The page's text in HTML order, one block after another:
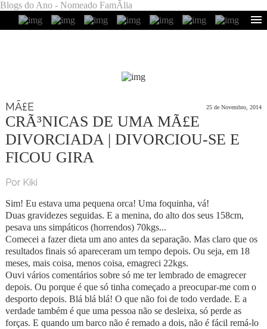
Blogs do Ano - Nomeado FamÃ­lia
MÃ£E 25 de Novembro, 2014
CRÃ³NICAS DE UMA MÃ£E
DIVORCIADA | DIVORCIOU-SE E
FICOU GIRA
Por Kiki
Sim! Eu estava uma pequena orca! Uma foquinha, vá!
Duas gravidezes seguidas. E a menina, do alto dos seus 158cm,
pesava uns simpáticos (horrendos) 70kgs...
Comecei a fazer dieta um ano antes da separação. Mas claro que os
resultados finais só apareceram um tempo depois. Ou seja, em 18
meses, mais coisa, menos coisa, emagreci 22kgs.
Ouvi vários comentários sobre só me ter lembrado de emagrecer
depois. Ou porque é que só tinha começado a preocupar-me com o
desporto depois. Blá blá blá! O que não foi de todo verdade. E a
verdade também é que uma pessoa não se desleixa, só perde as
forças. E quando um barco não é remado a dois, não é fácil remá-lo